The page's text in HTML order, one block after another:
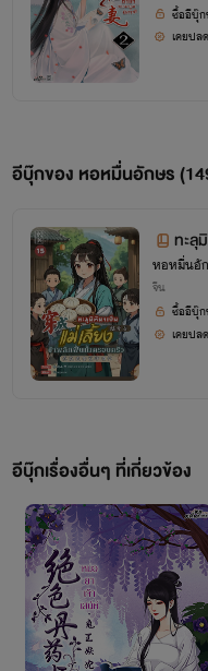
เผยแพร่อย่างเป็นทาง
เจ้าของลิ
ซื้ออีบุ๊
เคยป
อีบุ๊กของ หอหมื่นอักษร
ทะลุ
อบค
หอหมื่นอั
จีน
ซื้ออีบุ๊
เคยป
อีบุ๊กเรื่องอื่นๆ ที่เกี่ยวข้อง